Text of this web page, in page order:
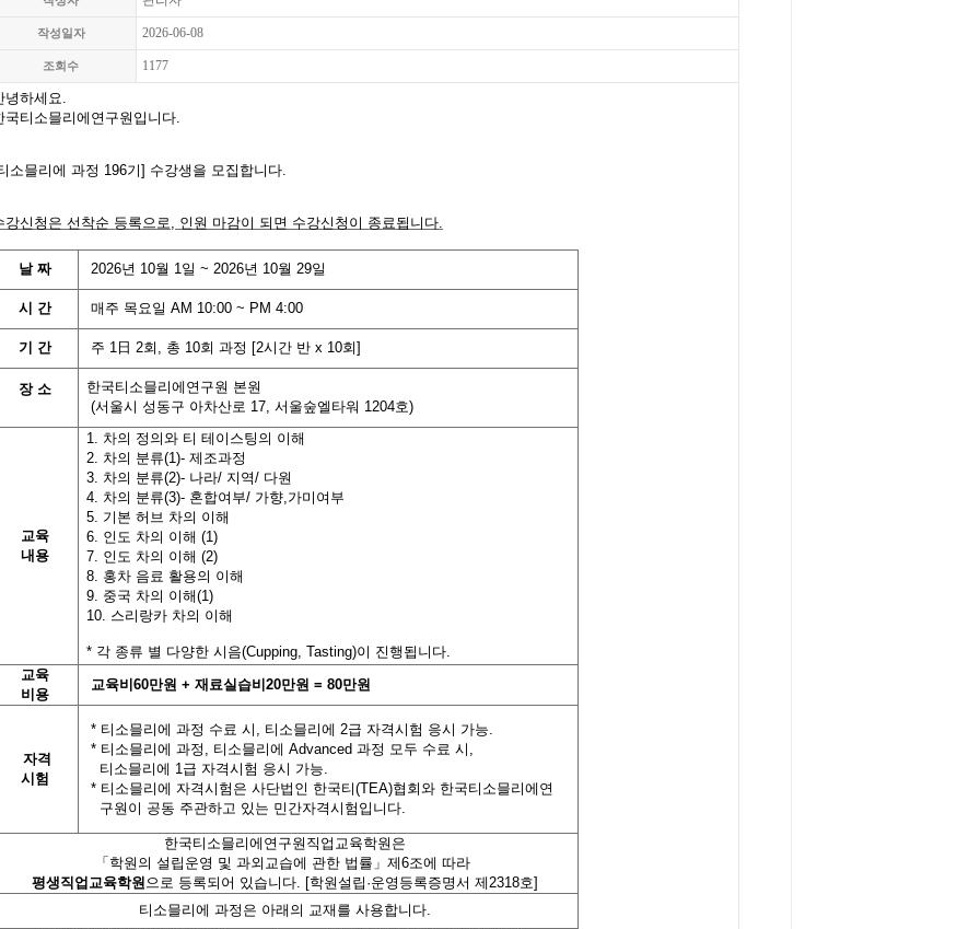
작성일자 2026-06-08
조회수 1177
녕하세요.
국티소믈리에연구원입니다.
소믈리에 과정 196기] 수강생을 모집합니다.
강신청은 선착순 등록으로, 인원 마감이 되면 수강신청이 종료됩니다.
날 짜 2026년 10월 1일 ~ 2026년 10월 29일
시 간 매주 목요일 AM 10:00 ~ PM 4:00
기 간 주 1日 2회 , 총 10회 과정 [2시간 반x 10회]
장 소
한국티소믈리에연구원 본원
(서울시 성동구 아차산로 17, 서울숲엘타워 1204호)
교육
내용
1. 차의 정의와 티 테이스팅의 이해
2. 차의 분류(1)- 제조과정
3. 차의 분류(2)- 나라/ 지역/ 다원
4. 차의 분류(3)- 혼합여부/ 가향,가미여부
5. 기본 허브 차의 이해
6. 인도 차의 이해 (1)
7. 인도 차의 이해 (2)
8. 홍차 음료 활용의 이해
9. 중국 차의 이해(1)
10. 스리랑카 차의 이해
* 각 종류 별 다양한 시음(Cupping, Tasting)이 진행됩니다.
교육
비용
교육비 60만원 + 재료실습비 20만원 = 80만원
자격
시험
* 티소믈리에 과정 수료 시 , 티소믈리에 2급 자격시험 응시 가능.
* 티소믈리에 과정 , 티소믈리에 Advanced 과정 모두 수료 시 ,
티소믈리에 1급 자격시험 응시 가능.
* 티소믈리에 자격시험은 사단법인 한국티(TEA)협회와 한국티소믈리에연
구원이 공동 주관하고 있는 민간자격시험입니다.
한국티소믈리에연구원직업교육학원 은
「학원의 설립운영 및 과외교습에 관한 법률」제6조에 따라
평생직업교육학원으로 등록되어 있습니다. [학원설립·운영등록증명서 제2318호]
티소믈리에 과정은 아래의 교재를 사용합니다.